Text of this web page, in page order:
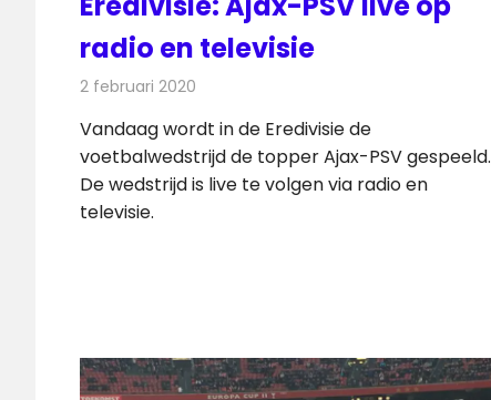
radio en televisie
2 februari 2020
Vandaag wordt in de Eredivisie de
voetbalwedstrijd de topper Ajax-PSV gespeeld.
De wedstrijd is live te volgen via radio en
televisie.